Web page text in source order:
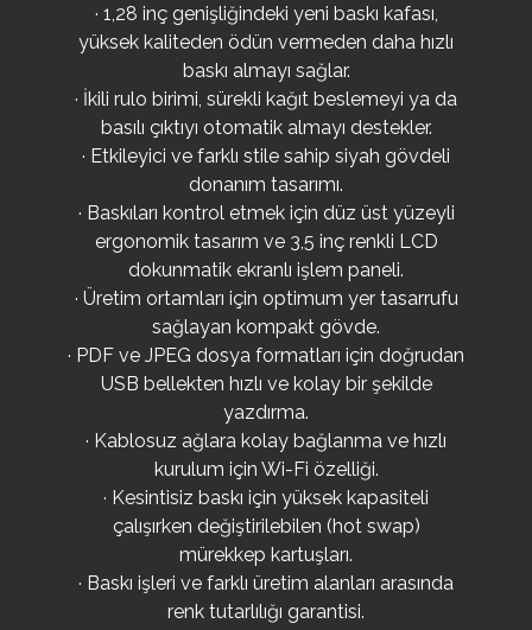
· 1,28 inç genişliğindeki yeni baskı kafası,
yüksek kaliteden ödün vermeden daha hızlı
baskı almayı sağlar.
· İkili rulo birimi, sürekli kağıt beslemeyi ya da
basılı çıktıyı otomatik almayı destekler.
· Etkileyici ve farklı stile sahip siyah gövdeli
donanım tasarımı.
· Baskıları kontrol etmek için düz üst yüzeyli
ergonomik tasarım ve 3,5 inç renkli LCD
dokunmatik ekranlı işlem paneli.
· Üretim ortamları için optimum yer tasarrufu
sağlayan kompakt gövde.
· PDF ve JPEG dosya formatları için doğrudan
USB bellekten hızlı ve kolay bir şekilde
yazdırma.
· Kablosuz ağlara kolay bağlanma ve hızlı
kurulum için Wi-Fi özelliği.
· Kesintisiz baskı için yüksek kapasiteli
çalışırken değiştirilebilen (hot swap)
mürekkep kartuşları.
· Baskı işleri ve farklı üretim alanları arasında
renk tutarlılığı garantisi.